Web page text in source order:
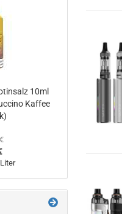
10ml
Kaffee